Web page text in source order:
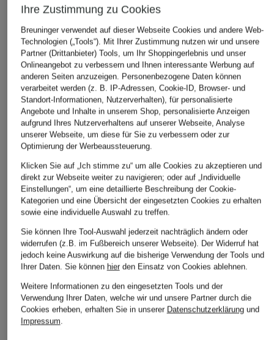
Ihre Zustimmung zu Cookies
Breuninger verwendet auf dieser Webseite Cookies und andere Web-
Technologien („Tools“). Mit Ihrer Zustimmung nutzen wir und unsere
Partner (Drittanbieter) Tools, um Ihr Shoppingerlebnis und unser
Onlineangebot zu verbessern und Ihnen interessante Werbung auf
anderen Seiten anzuzeigen. Personenbezogene Daten können
verarbeitet werden (z. B. IP-Adressen, Cookie-ID, Browser- und
Standort-Informationen, Nutzerverhalten), für personalisierte
Angebote und Inhalte in unserem Shop, personalisierte Anzeigen
aufgrund Ihres Nutzerverhaltens auf unserer Webseite, Analyse
unserer Webseite, um diese für Sie zu verbessern oder zur
Optimierung der Werbeaussteuerung.
Klicken Sie auf „Ich stimme zu“ um alle Cookies zu akzeptieren und
direkt zur Webseite weiter zu navigieren; oder auf „Individuelle
Einstellungen“, um eine detaillierte Beschreibung der Cookie-
Kategorien und eine Übersicht der eingesetzten Cookies zu erhalten
sowie eine individuelle Auswahl zu treffen.
Sie können Ihre Tool-Auswahl jederzeit nachträglich ändern oder
widerrufen (z.B. im Fußbereich unserer Webseite). Der Widerruf hat
jedoch keine Auswirkung auf die bisherige Verwendung der Tools und
Ihrer Daten. Sie können hierden Einsatz von Cookies ablehnen.
Weitere Informationen zu den eingesetzten Tools und der
Verwendung Ihrer Daten, welche wir und unsere Partner durch die
Cookies erheben, erhalten Sie in unserer Datenschutzerklärungund
Impressum.